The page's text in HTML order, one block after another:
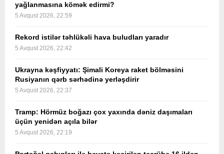
yağlanmasına kömək edirmi?
5 Avqust 2026, 22:59
Rekord istilər təhlükəli hava buludları yaradır
5 Avqust 2026, 22:42
Ukrayna kəşfiyyatı: Şimali Koreya raket bölməsini
Rusiyanın qərb sərhədinə yerləşdirir
5 Avqust 2026, 22:37
Tramp: Hörmüz boğazı çox yaxında dəniz daşımaları
üçün yenidən açıla bilər
5 Avqust 2026, 22:19